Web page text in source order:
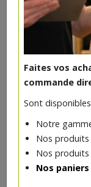
Faites vos
commande
Sont
Notre
Nos produits
Nos produits
Nos
DANS
Baraque 33